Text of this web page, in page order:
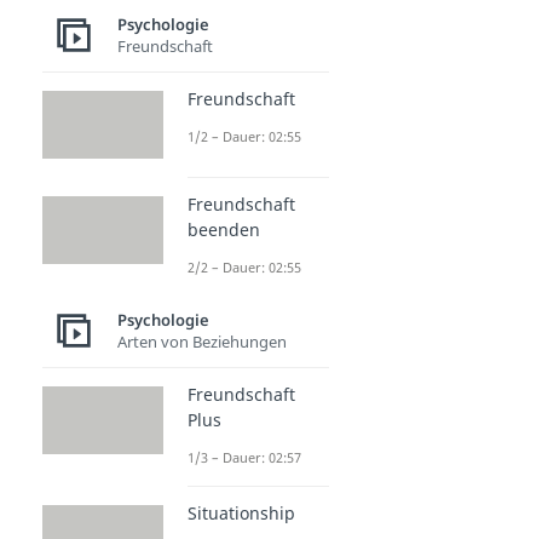
Psychologie
Freundschaft
Freundschaft
1/2 – Dauer: 02:55
Freundschaft
beenden
2/2 – Dauer: 02:55
Psychologie
Arten von Beziehungen
Freundschaft
Plus
1/3 – Dauer: 02:57
Situationship